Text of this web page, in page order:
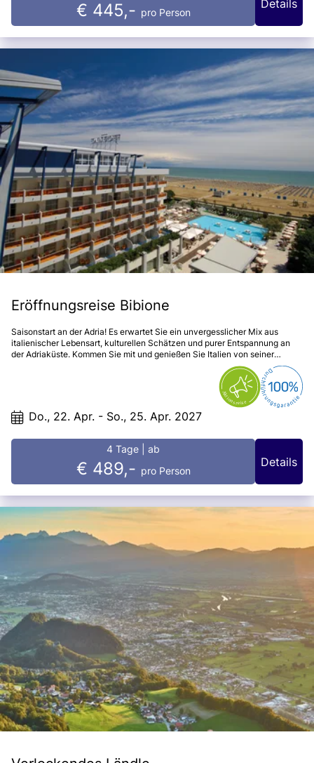
€ 445,- pro Person
Details
Eröffnungsreise Bibione
Saisonstart an der Adria! Es erwartet Sie ein unvergesslicher Mix aus
italienischer Lebensart, kulturellen Schätzen und purer Entspannung an
der Adriaküste. Kommen Sie mit und genießen Sie Italien von seiner
Do., 22. Apr. - So., 25. Apr. 2027
4 Tage | ab
€ 489,- pro Person
Details